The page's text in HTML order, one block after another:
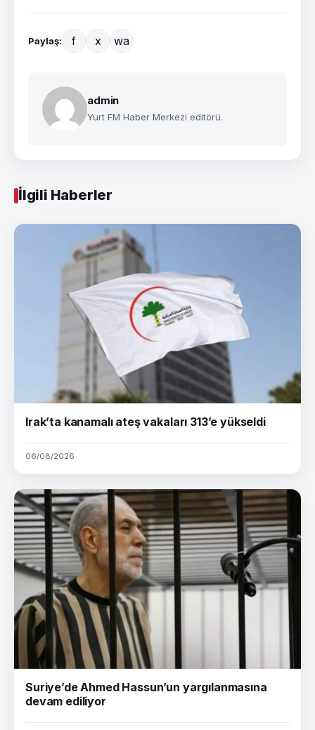
Paylaş: f x wa
admin
Yurt FM Haber Merkezi editörü.
İlgili Haberler
Irak’ta kanamalı ateş vakaları 313’e yükseldi
06/08/2026
Suriye’de Ahmed Hassun’un yargılanmasına
devam ediliyor